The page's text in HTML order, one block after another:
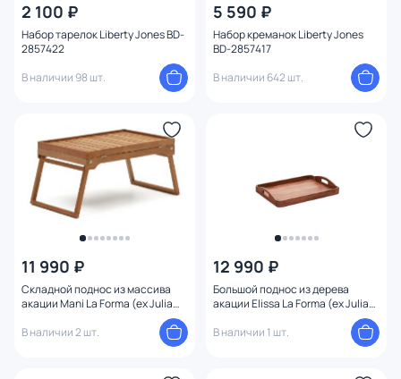
2 100 ₽
Набор тарелок Liberty Jones BD-
2857422
В наличии 98 шт.
5 590 ₽
Набор креманок Liberty Jones
BD-2857417
В наличии 642 шт.
11 990 ₽
Складной поднос из массива
акации Mani La Forma (ex Julia
В наличии 2 шт.
12 990 ₽
Большой поднос из дерева
акации Elissa La Forma (ex Julia
В наличии 1 шт.